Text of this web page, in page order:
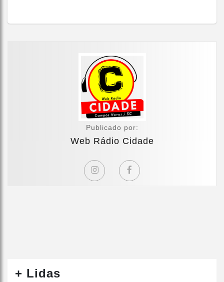
Publicado por:
Web Rádio Cidade
+ Lidas